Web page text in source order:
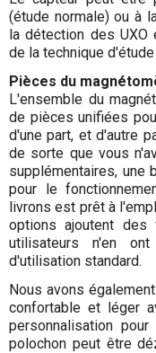
(étude normale) ou à
la détection des
de la technique
Pièces du
L'ensemble du
de pièces unifiées
d'une part, et d'autre
de sorte que vous
supplémentaires, une
pour le
livrons est prêt à
options ajoutent des
utilisateurs n'en
d'utilisation standard.
Nous avons
confortable et léger
personnalisation
polochon peut être